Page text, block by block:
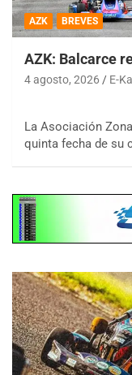
AZK BREVES
AZK: Balcarce
4 agosto, 2026 E-
La Asociación
quinta fecha de su